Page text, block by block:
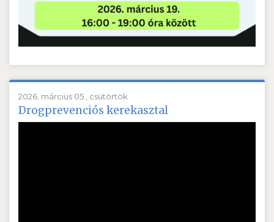
2026. március 05., csütörtök
Drogprevenciós kerekasztal